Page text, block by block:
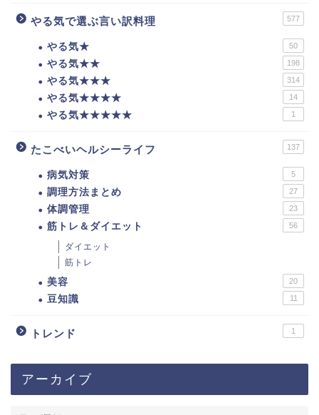
やる気で選ぶ言い訳料理 577
やる気★ 50
やる気★★ 198
やる気★★★ 314
やる気★★★★ 14
やる気★★★★★ 1
たこべいヘルシーライフ 137
病気対策 5
調理方法まとめ 27
体調管理 23
筋トレ＆ダイエット 56
ダイエット
筋トレ
美容 20
豆知識 11
トレンド 1
アーカイブ